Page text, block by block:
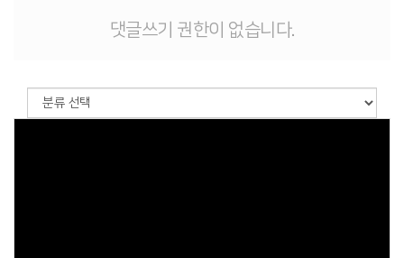
댓글쓰기 권한이 없습니다.